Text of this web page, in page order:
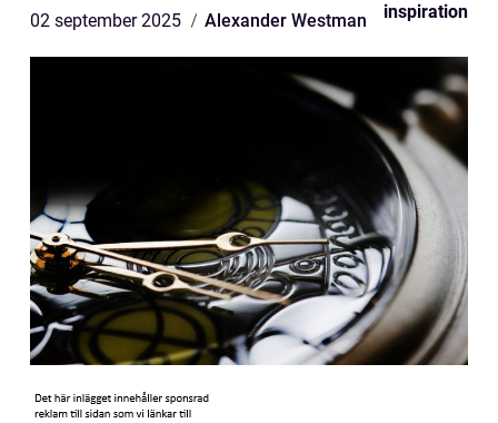
02 september 2025 Alexander Westman inspiration